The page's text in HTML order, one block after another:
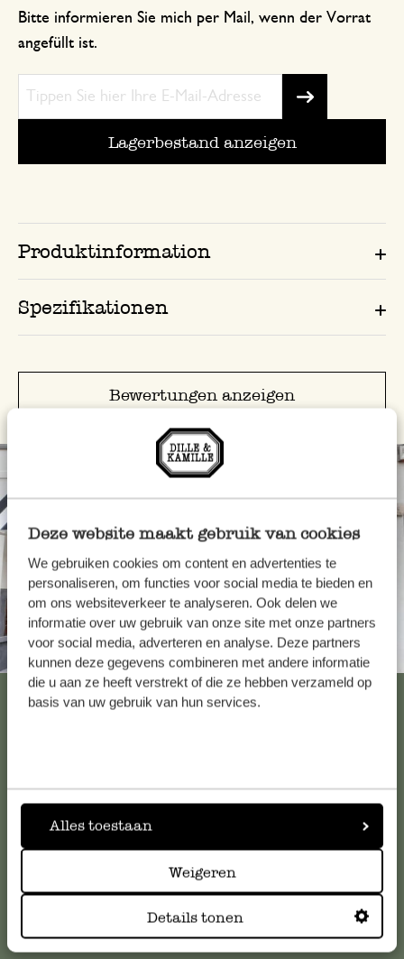
Deze website maakt gebruik van cookies
We gebruiken cookies om content en advertenties te
personaliseren, om functies voor social media te bieden en
om ons websiteverkeer te analyseren. Ook delen we
informatie over uw gebruik van onze site met onze partners
voor social media, adverteren en analyse. Deze partners
kunnen deze gegevens combineren met andere informatie
die u aan ze heeft verstrekt of die ze hebben verzameld op
basis van uw gebruik van hun services.
Alles toestaan
Weigeren
Details tonen
Bitte informieren Sie mich per Mail, wenn der Vorrat
angefüllt ist.
Lagerbestand anzeigen
Produktinformation
Spezifikationen
Bewertungen anzeigen
Immer in der Nähe
Alle 62 Geschäfte anzeigen
Falls Sie Fragen haben oder Tipps und Hilfe brauchen, wenden
kundenservice@dille-kamille.at